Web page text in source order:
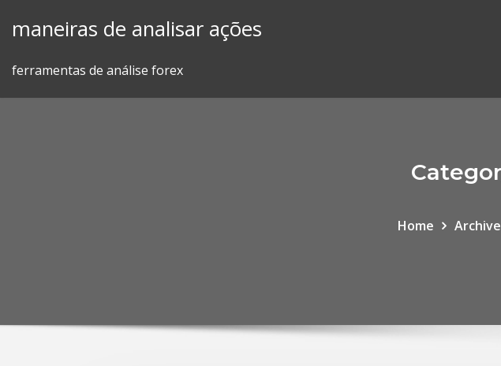
maneiras de analisar ações
ferramentas de análise forex
Home